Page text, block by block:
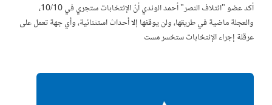
أكد عضو "ائتلاف النصر" أحمد الوندي أنّ الإنتخابات ستجري في 10/10،
والعجلة ماضية في طريقها، ولن يوقفها إلا أحداث استثنائية، وأي جهة تعمل على
عرقلة إجراء الإنتخابات ستخسر مست